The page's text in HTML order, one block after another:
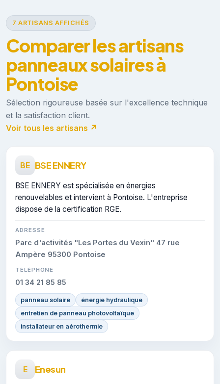
7 ARTISANS AFFICHÉS
Comparer les artisans
panneaux solaires à
Pontoise
Sélection rigoureuse basée sur l'excellence technique
et la satisfaction client.
Voir tous les artisans ↗
BE BSE ENNERY
BSE ENNERY est spécialisée en énergies
renouvelables et intervient à Pontoise. L'entreprise
dispose de la certification RGE.
ADRESSE
Parc d'activités "Les Portes du Vexin" 47 rue
Ampère 95300 Pontoise
TÉLÉPHONE
01 34 21 85 85
panneau solaire
énergie hydraulique
entretien de panneau photovoltaïque
installateur en aérothermie
E Enesun